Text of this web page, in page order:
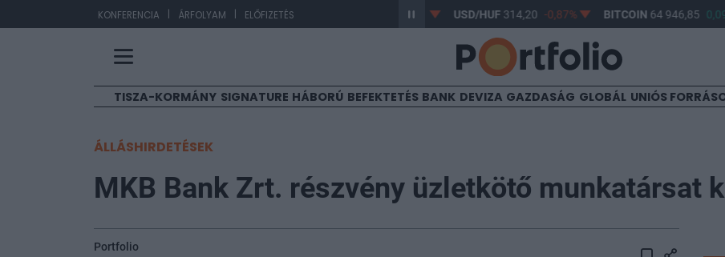
KONFERENCIA | ÁRFOLYAM | ELŐFIZETÉSEUR/HUF USD/HUF314,20 -0,87% BITCOIN64 946,85 0,09%
TISZA-KORMÁNY SIGNATURE HÁBORÚ BEFEKTETÉS BANK DEVIZA GAZDASÁG GLOBÁL UNIÓS
ÁLLÁSHIRDETÉSEK
MKB Bank Zrt. részvény üzletkötő munkatársat
Portfolio